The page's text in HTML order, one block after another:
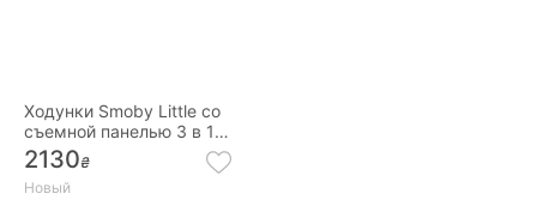
Ходунки Smoby Little со
съемной панелью 3 в 1
140304
2130₴
Новый